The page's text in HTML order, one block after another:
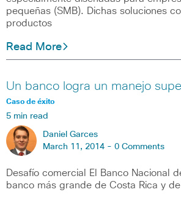
pequeñas (SMB). Dichas soluciones
productos
Read More
Un banco logra un manejo
Caso de éxito
5 min read
Daniel Garces
March 11, 2014 - 0 Comments
Desafío comercial El Banco Nacional
banco más grande de Costa Rica y